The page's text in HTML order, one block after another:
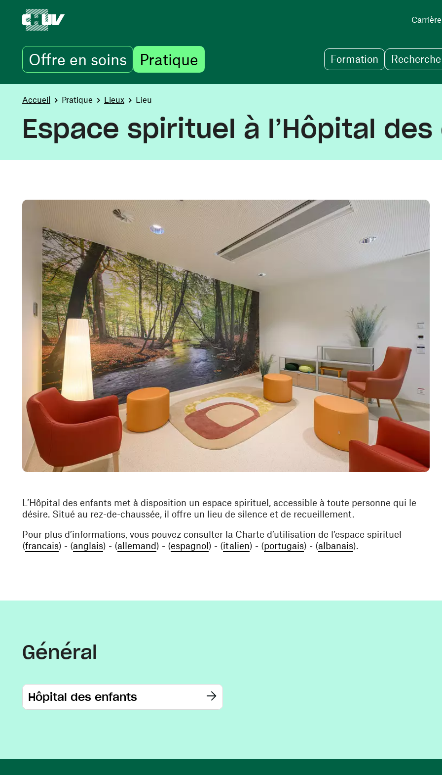
Carrière
Offre en soins Pratique Formation
You are here:
Accueil Pratique Lieux Lieu
Espace spirituel à l’Hôpital
L’Hôpital des enfants met à disposition un espace spirituel, accessible à toute personne qui le
désire. Situé au rez-de-chaussée, il offre un lieu de silence et de recueillement.
Pour plus d’informations, vous pouvez consulter la Charte d’utilisation de l’espace spirituel
(francais(ouvre une nouvelle fenêtre)
) - (anglais(ouvre une nouvelle fenêtre)
) - (allemand(ouvre une nouvelle fenêtre)
) - (espagnol(ouvre une nouvelle fenêtre)
) - (italien(ouvre une nouvelle fenêtre)
) - (portugais(ouvre une nouvelle fenêtre)
) - (albanais(ouvre une nouvelle
).
Général
Hôpital des enfants